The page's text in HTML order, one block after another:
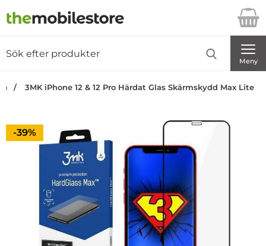
Startsidan för Danira Telecom AB
Meny
3MK iPhone 12 & 12 Pro Härdat Glas Skärmskydd Max Lite
Priset är nedsatt med
-39%